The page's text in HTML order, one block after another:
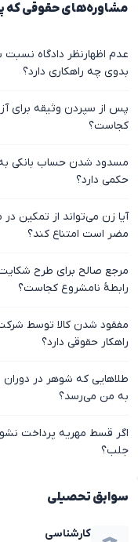
مشاوره‌های حقوقی که
عدم اظهارنظر دادگاه
بدوی چه راهکاری دارد؟
پس از سپردن وثیقه برای
کجاست؟
مسدود شدن حساب بانکی
حکمی دارد؟
آیا زن می‌تواند از تمکین
مضر است امتناع کند؟
مرجع صالح برای طرح
رابطهٔ نامشروع کجاست؟
مفقود شدن کالا توسط
راهکار حقوقی دارد؟
طلاهایی که شوهر در دوران
به من می‌رسد؟
اگر قسط مهریه پرداخت
جلب؟
سوابق تحصیلی
کارشناسی